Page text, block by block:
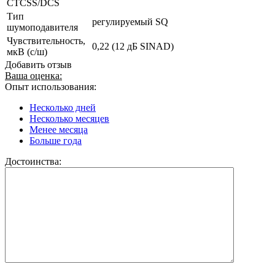
CTCSS/DCS
Тип
шумоподавителя
регулируемый SQ
Чувствительность,
мкВ (с/ш)
0,22 (12 дБ SINAD)
Добавить отзыв
Ваша оценка:
Опыт использования:
Несколько дней
Несколько месяцев
Менее месяца
Больше года
Достоинства: